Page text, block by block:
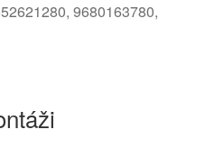
9680163780,